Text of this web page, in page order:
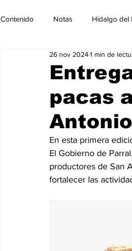
Contenido Notas Hidalgo del
Cinematografía México
pacas
Antonio
26 nov 20241 min de
En esta primera
El Gobierno de
productores de San
fortalecer las